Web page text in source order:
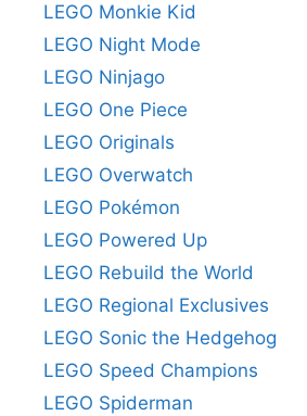
LEGO Monkie Kid
LEGO Night Mode
LEGO Ninjago
LEGO One Piece
LEGO Originals
LEGO Overwatch
LEGO Pokémon
LEGO Powered Up
LEGO Rebuild the World
LEGO Regional Exclusives
LEGO Sonic the Hedgehog
LEGO Speed Champions
LEGO Spiderman